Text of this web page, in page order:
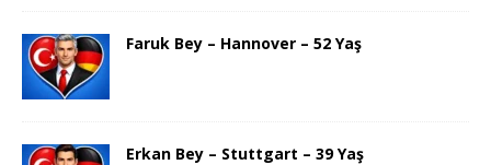
Faruk Bey – Hannover – 52 Yaş
Erkan Bey – Stuttgart – 39 Yaş